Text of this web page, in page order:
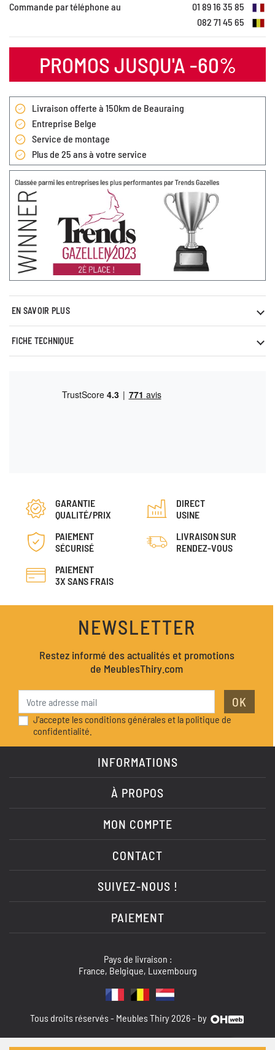
Commande par téléphone au
01 89 16 35 85
082 71 45 65
PROMOS JUSQU'A -60%
Livraison offerte à 150km de Beauraing
Entreprise Belge
Service de montage
Plus de 25 ans à votre service
EN SAVOIR PLUS
FICHE TECHNIQUE
GARANTIE
QUALITÉ/PRIX
DIRECT
USINE
PAIEMENT
SÉCURISÉ
LIVRAISON SUR
RENDEZ-VOUS
PAIEMENT
3X SANS FRAIS
NEWSLETTER
Restez informé des actualités et promotions
de MeublesThiry.com
OK
J'accepte les conditions générales et la politique de
confidentialité.
INFORMATIONS
À PROPOS
MON COMPTE
CONTACT
SUIVEZ-NOUS !
PAIEMENT
Pays de livraison :
France, Belgique, Luxembourg
Tous droits réservés - Meubles Thiry 2026 - by